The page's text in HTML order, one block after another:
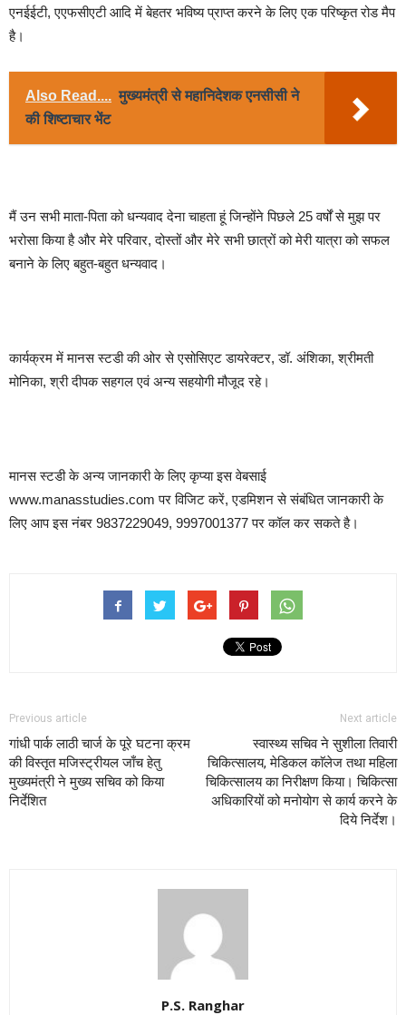
एनईईटी, एएफसीएटी आदि में बेहतर भविष्य प्राप्त करने के लिए एक परिष्कृत रोड मैप
है।
Also Read.... मुख्यमंत्री से महानिदेशक एनसीसी ने
की शिष्टाचार भेंट
मैं उन सभी माता-पिता को धन्यवाद देना चाहता हूं जिन्होंने पिछले 25 वर्षों से मुझ पर
भरोसा किया है और मेरे परिवार, दोस्तों और मेरे सभी छात्रों को मेरी यात्रा को सफल
बनाने के लिए बहुत-बहुत धन्यवाद।
कार्यक्रम में मानस स्टडी की ओर से एसोसिएट डायरेक्टर, डॉ. अंशिका, श्रीमती
मोनिका, श्री दीपक सहगल एवं अन्य सहयोगी मौजूद रहे।
मानस स्टडी के अन्य जानकारी के लिए कृप्या इस वेबसाई
www.manasstudies.com पर विजिट करें, एडमिशन से संबंधित जानकारी के
लिए आप इस नंबर 9837229049, 9997001377 पर कॉल कर सकते है।
Previous article
गांधी पार्क लाठी चार्ज के पूरे घटना क्रम
की विस्तृत मजिस्ट्रीयल जाँच हेतु
मुख्यमंत्री ने मुख्य सचिव को किया
निर्देशित
Next article
स्वास्थ्य सचिव ने सुशीला तिवारी
चिकित्सालय, मेडिकल काॅलेज तथा महिला
चिकित्सालय का निरीक्षण किया। चिकित्सा
अधिकारियों को मनोयोग से कार्य करने के
दिये निर्देश।
P.S. Ranghar